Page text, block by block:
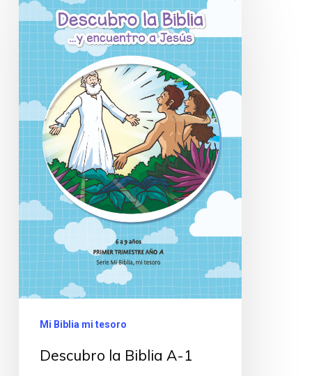
Mi Biblia mi tesoro
Descubro la Biblia A-1